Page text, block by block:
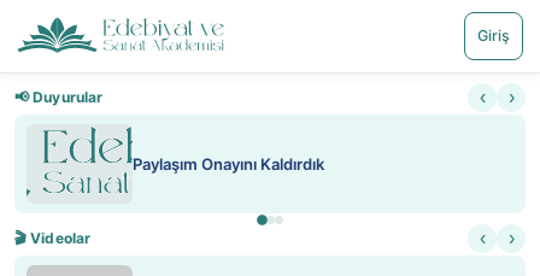
Giriş
📢 Duyurular ‹ ›
Paylaşım Onayını Kaldırdık
🎬 Videolar ‹ ›